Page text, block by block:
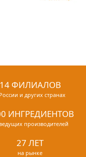
14 ФИЛИАЛОВ
и других странах
ИНГРЕДИЕНТОВ
производителей
27 ЛЕТ
на рынке